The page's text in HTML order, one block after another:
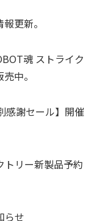
更新。
魂 ストライク
中。
感謝セール】開催
リー新製品予約
らせ